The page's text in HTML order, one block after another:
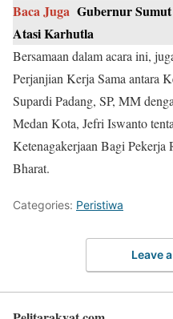
Baca Juga Gubernur
Atasi Karhutla
Bersamaan dalam acara ini,
Perjanjian Kerja Sama antara
Supardi Padang, SP, MM
Medan Kota, Jefri Iswanto
Ketenagakerjaan Bagi Pekerja
Bharat.
Categories: Peristiwa
Leave